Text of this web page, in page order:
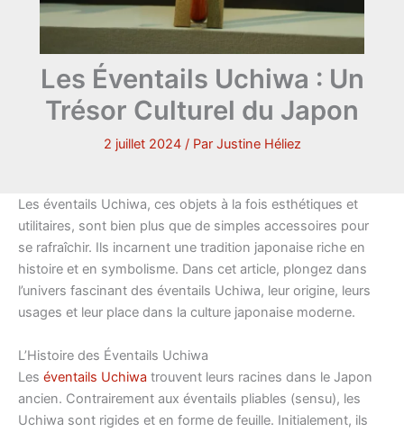
Les Éventails Uchiwa : Un
Trésor Culturel du Japon
2 juillet 2024 / Par Justine Héliez
Les éventails Uchiwa, ces objets à la fois esthétiques et
utilitaires, sont bien plus que de simples accessoires pour
se rafraîchir. Ils incarnent une tradition japonaise riche en
histoire et en symbolisme. Dans cet article, plongez dans
l’univers fascinant des éventails Uchiwa, leur origine, leurs
usages et leur place dans la culture japonaise moderne.
L’Histoire des Éventails Uchiwa
Les éventails Uchiwa trouvent leurs racines dans le Japon
ancien. Contrairement aux éventails pliables (sensu), les
Uchiwa sont rigides et en forme de feuille. Initialement, ils